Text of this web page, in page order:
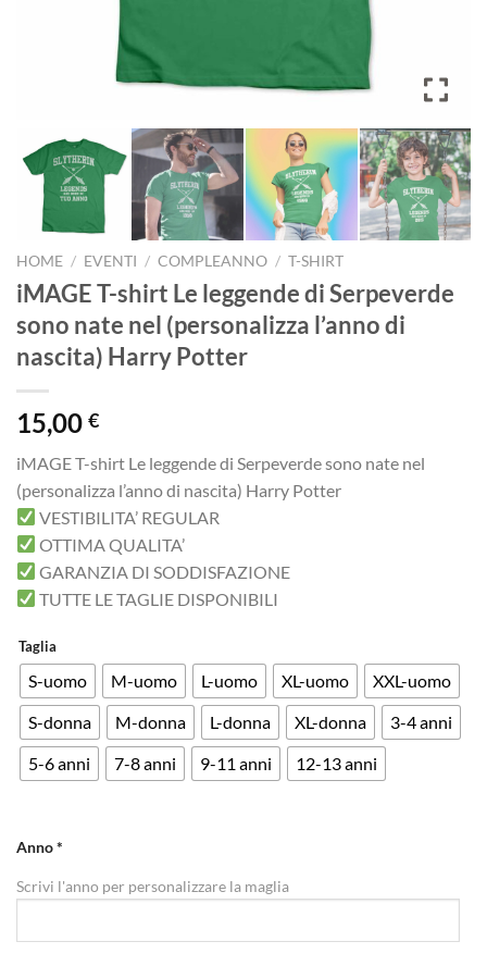
HOME / EVENTI / COMPLEANNO / T-SHIRT
iMAGE T-shirt Le leggende di Serpeverde
sono nate nel (personalizza l’anno di
nascita) Harry Potter
15,00 €
iMAGE T-shirt Le leggende di Serpeverde sono nate nel
(personalizza l’anno di nascita) Harry Potter
VESTIBILITA’ REGULAR
OTTIMA QUALITA’
GARANZIA DI SODDISFAZIONE
TUTTE LE TAGLIE DISPONIBILI
Taglia
S-uomo M-uomo L-uomo XL-uomo
XXL-uomo
S-donna
M-donna L-donna XL-donna
3-4 anni
5-6 anni
7-8 anni 9-11 anni 12-13 anni
Anno*
Scrivi l'anno per personalizzare la maglia